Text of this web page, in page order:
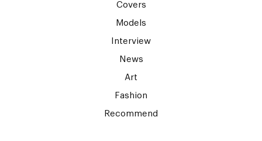
Covers
Models
Interview
News
Art
Fashion
Recommend